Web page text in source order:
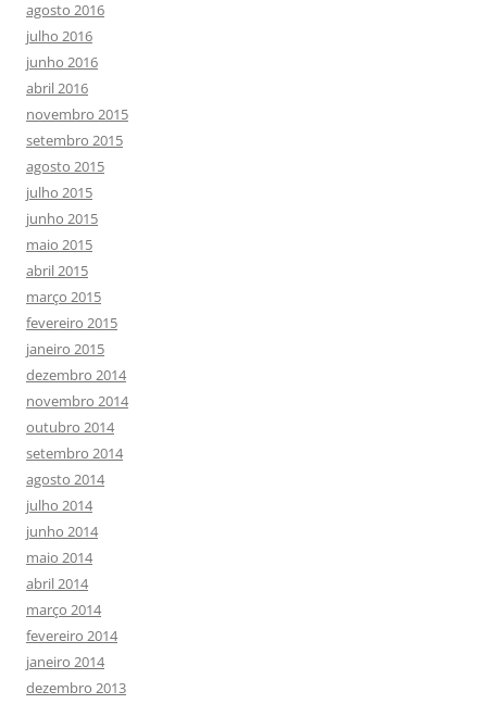
agosto 2016
julho 2016
junho 2016
abril 2016
novembro 2015
setembro 2015
agosto 2015
julho 2015
junho 2015
maio 2015
abril 2015
março 2015
fevereiro 2015
janeiro 2015
dezembro 2014
novembro 2014
outubro 2014
setembro 2014
agosto 2014
julho 2014
junho 2014
maio 2014
abril 2014
março 2014
fevereiro 2014
janeiro 2014
dezembro 2013